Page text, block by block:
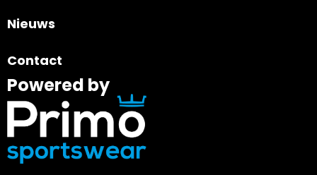
Nieuws
Contact
Powered by